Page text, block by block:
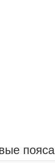
пояса